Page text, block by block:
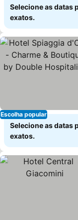
Selecione as datas
exatos.
Escolha popular
Selecione as datas
exatos.